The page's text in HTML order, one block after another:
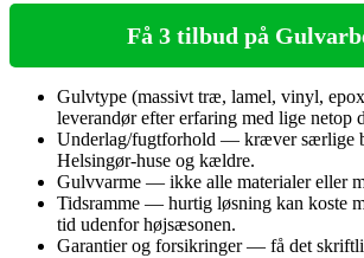
Få 3 tilbud på
Gulvtype (massivt træ, lamel, vinyl,
leverandør efter erfaring med lige netop
Underlag/fugtforhold — kræver særlige
Helsingør‑huse og kældre.
Gulvvarme — ikke alle materialer eller
Tidsramme — hurtig løsning kan koste
tid udenfor højsæsonen.
Garantier og forsikringer — få det